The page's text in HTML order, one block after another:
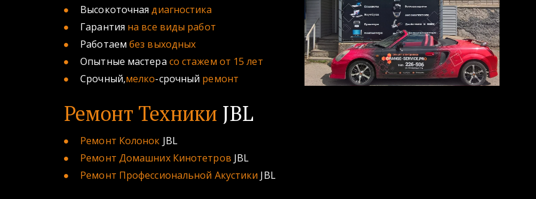
Высокоточная диагностика
Гарантия на все виды работ
Работаем без выходных
Опытные мастера со стажем от 15 лет
Срочный,мелко-срочный ремонт
Ремонт Техники JBL
Ремонт Колонок JBL
Ремонт Домашних Кинотетров JBL
Ремонт Профессиональной Акустики JBL